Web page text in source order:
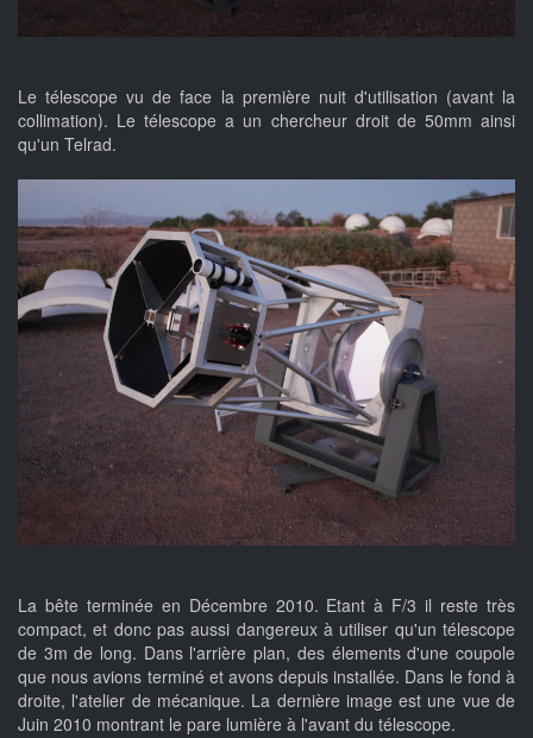
Le télescope vu de face la première nuit d'utilisation (avant la
collimation). Le télescope a un chercheur droit de 50mm ainsi
qu'un Telrad.
La bête terminée en Décembre 2010. Etant à F/3 il reste très
compact, et donc pas aussi dangereux à utiliser qu'un télescope
de 3m de long. Dans l'arrière plan, des élements d'une coupole
que nous avions terminé et avons depuis installée. Dans le fond à
droite, l'atelier de mécanique. La dernière image est une vue de
Juin 2010 montrant le pare lumière à l'avant du télescope.